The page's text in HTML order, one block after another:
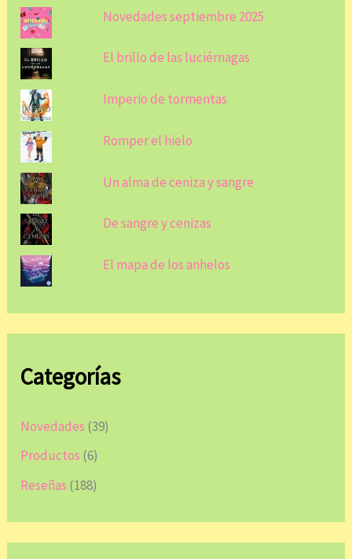
Novedades septiembre 2025
El brillo de las luciérnagas
Imperio de tormentas
Romper el hielo
Un alma de ceniza y sangre
De sangre y cenizas
El mapa de los anhelos
Categorías
Novedades (39)
Productos (6)
Reseñas (188)